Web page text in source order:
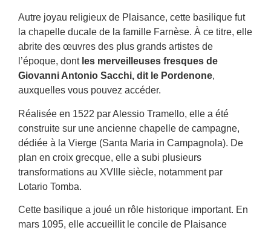
Autre joyau religieux de Plaisance, cette basilique fut
la chapelle ducale de la famille Farnèse. À ce titre, elle
abrite des œuvres des plus grands artistes de
l’époque, dont les merveilleuses fresques de
Giovanni Antonio Sacchi, dit le Pordenone,
auxquelles vous pouvez accéder.
Réalisée en 1522 par Alessio Tramello, elle a été
construite sur une ancienne chapelle de campagne,
dédiée à la Vierge (Santa Maria in Campagnola). De
plan en croix grecque, elle a subi plusieurs
transformations au XVIIIe siècle, notamment par
Lotario Tomba.
Cette basilique a joué un rôle historique important. En
mars 1095, elle accueillit le concile de Plaisance